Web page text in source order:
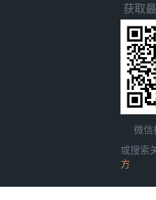
获取
微信
或搜索
方